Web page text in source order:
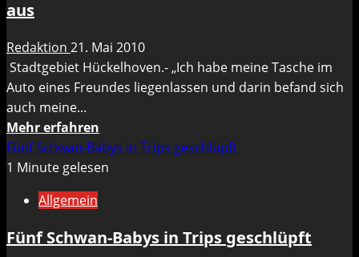
aus
Redaktion 21. Mai 2010
Stadtgebiet Hückelhoven.- „Ich habe meine Tasche im
Auto eines Freundes liegenlassen und darin befand sich
auch meine...
Mehr erfahren
Informationen
über
Unbekannter
Fünf Schwan-Babys in Trips geschlüpft
1 Minute gelesen
Allgemein
Fünf Schwan-Babys in Trips geschlüpft